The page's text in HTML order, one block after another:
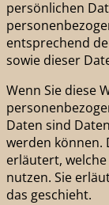
persönlichen
entsprechend
sowie dieser
Wenn Sie diese
Daten sind
werden können.
erläutert,
nutzen. Sie
das geschieht.